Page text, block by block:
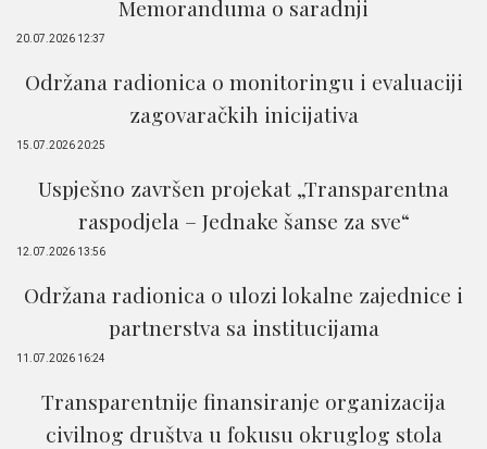
Memoranduma o saradnji
20.07.2026 12:37
Održana radionica o monitoringu i evaluaciji
zagovaračkih inicijativa
15.07.2026 20:25
Uspješno završen projekat „Transparentna
raspodjela – Jednake šanse za sve“
12.07.2026 13:56
Održana radionica o ulozi lokalne zajednice i
partnerstva sa institucijama
11.07.2026 16:24
Transparentnije finansiranje organizacija
civilnog društva u fokusu okruglog stola